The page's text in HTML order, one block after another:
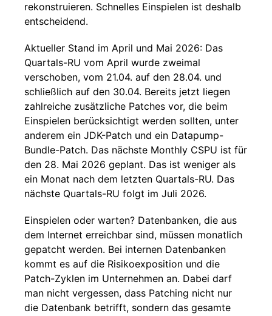
rekonstruieren. Schnelles Einspielen ist deshalb
entscheidend.
Aktueller Stand im April und Mai 2026: Das
Quartals-RU vom April wurde zweimal
verschoben, vom 21.04. auf den 28.04. und
schließlich auf den 30.04. Bereits jetzt liegen
zahlreiche zusätzliche Patches vor, die beim
Einspielen berücksichtigt werden sollten, unter
anderem ein JDK-Patch und ein Datapump-
Bundle-Patch. Das nächste Monthly CSPU ist für
den 28. Mai 2026 geplant. Das ist weniger als
ein Monat nach dem letzten Quartals-RU. Das
nächste Quartals-RU folgt im Juli 2026.
Einspielen oder warten? Datenbanken, die aus
dem Internet erreichbar sind, müssen monatlich
gepatcht werden. Bei internen Datenbanken
kommt es auf die Risikoexposition und die
Patch-Zyklen im Unternehmen an. Dabei darf
man nicht vergessen, dass Patching nicht nur
die Datenbank betrifft, sondern das gesamte